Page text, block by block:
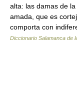
alta: las damas de
amada, que es
comporta con
Diccionario Salamanca de